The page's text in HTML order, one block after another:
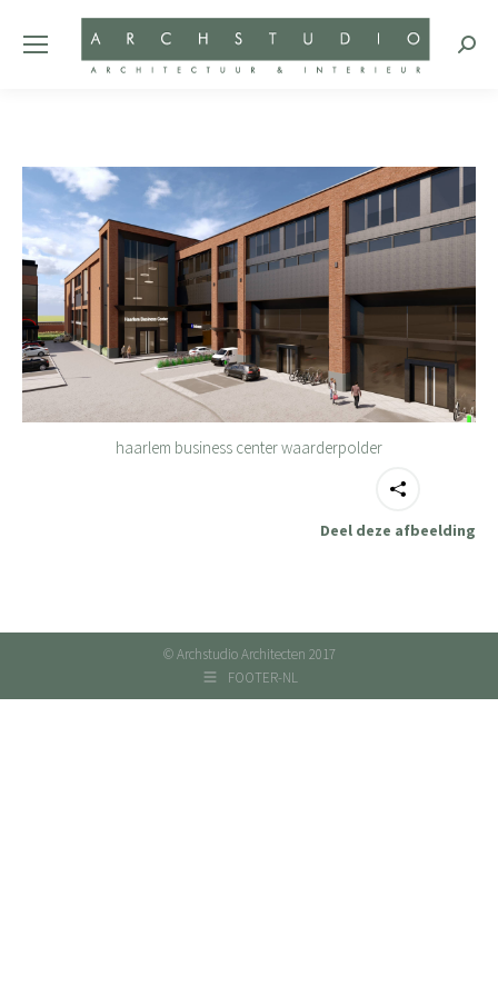
haarlem business center waarderpolder
Deel deze afbeelding
© Archstudio Architecten 2017
FOOTER-NL